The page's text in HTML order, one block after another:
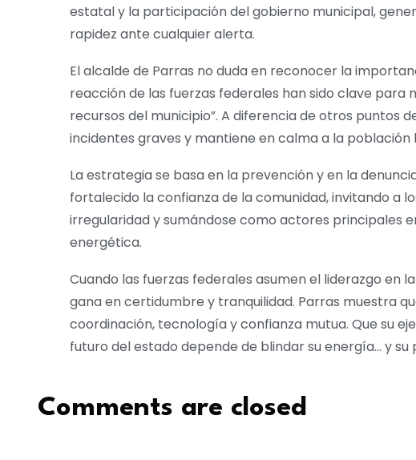
estatal y la participación del gobierno municipal,
rapidez ante cualquier alerta.
El alcalde de Parras no duda en reconocer la
reacción de las fuerzas federales han sido clave
recursos del municipio”. A diferencia de otros puntos
incidentes graves y mantiene en calma a la población
La estrategia se basa en la prevención y en la
fortalecido la confianza de la comunidad, invitando a
irregularidad y sumándose como actores principales
energética.
Cuando las fuerzas federales asumen el liderazgo en
gana en certidumbre y tranquilidad. Parras muestra
coordinación, tecnología y confianza mutua. Que su
futuro del estado depende de blindar su energía… y su
Comments are closed